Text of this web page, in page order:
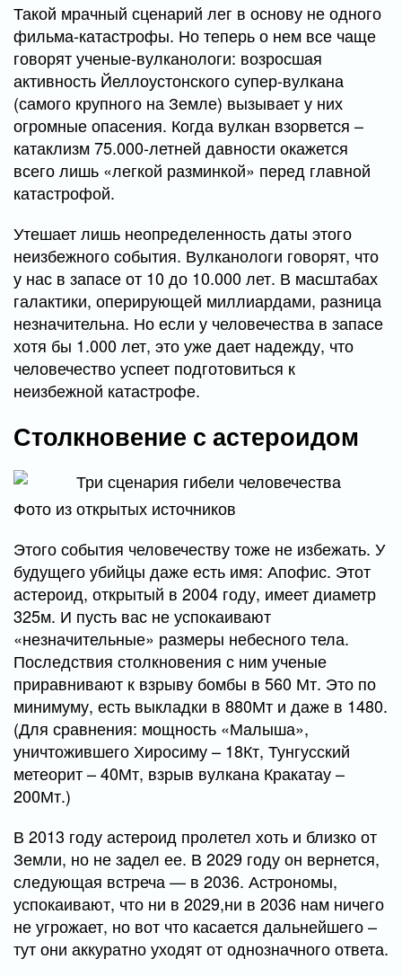
Такой мрачный сценарий лег в основу не одного
фильма-катастрофы. Но теперь о нем все чаще
говорят ученые-вулканологи: возросшая
активность Йеллоустонского супер-вулкана
(самого крупного на Земле) вызывает у них
огромные опасения. Когда вулкан взорвется –
катаклизм 75.000-летней давности окажется
всего лишь «легкой разминкой» перед главной
катастрофой.
Утешает лишь неопределенность даты этого
неизбежного события. Вулканологи говорят, что
у нас в запасе от 10 до 10.000 лет. В масштабах
галактики, оперирующей миллиардами, разница
незначительна. Но если у человечества в запасе
хотя бы 1.000 лет, это уже дает надежду, что
человечество успеет подготовиться к
неизбежной катастрофе.
Столкновение с астероидом
Фото из открытых источников
Этого события человечеству тоже не избежать. У
будущего убийцы даже есть имя: Апофис. Этот
астероид, открытый в 2004 году, имеет диаметр
325м. И пусть вас не успокаивают
«незначительные» размеры небесного тела.
Последствия столкновения с ним ученые
приравнивают к взрыву бомбы в 560 Мт. Это по
минимуму, есть выкладки в 880Мт и даже в 1480.
(Для сравнения: мощность «Малыша»,
уничтожившего Хиросиму – 18Кт, Тунгусский
метеорит – 40Мт, взрыв вулкана Кракатау –
200Мт.)
В 2013 году астероид пролетел хоть и близко от
Земли, но не задел ее. В 2029 году он вернется,
следующая встреча — в 2036. Астрономы,
успокаивают, что ни в 2029,ни в 2036 нам ничего
не угрожает, но вот что касается дальнейшего –
тут они аккуратно уходят от однозначного ответа.